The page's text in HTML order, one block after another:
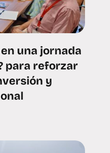
una jornada
para reforzar
y